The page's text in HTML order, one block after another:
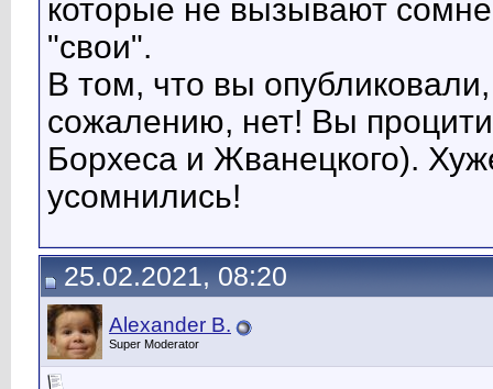
которые не вызывают
"свои".
В том, что вы
сожалению, нет! Вы
Борхеса и Жванецкого).
усомнились!
25.02.2021, 08:20
Alexander B.
Super Moderator